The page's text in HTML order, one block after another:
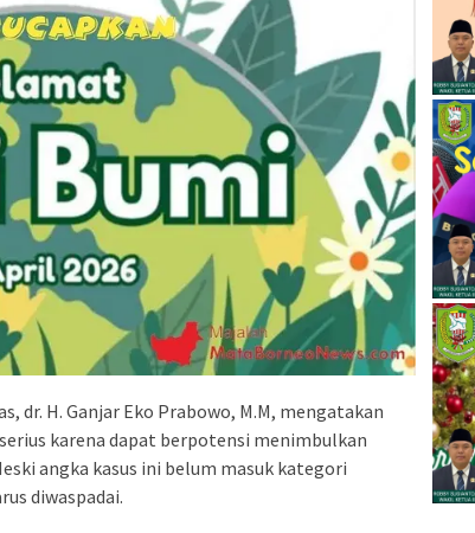
dr. H. Ganjar Eko Prabowo, M.M, mengatakan
karena dapat berpotensi menimbulkan
angka kasus ini belum masuk kategori
diwaspadai.